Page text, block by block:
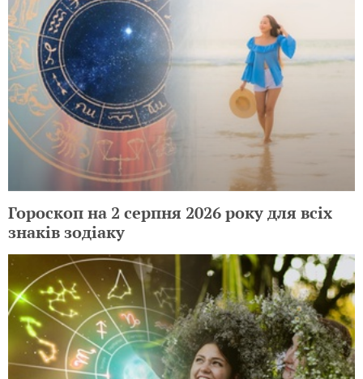
Гороскоп на 2 серпня 2026 року для всіх
знаків зодіаку